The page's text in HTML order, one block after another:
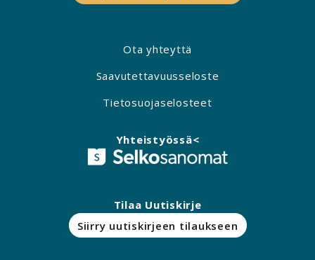
Ota yhteyttä
Saavutettavuusseloste
Tietosuojaselosteet
Yhteistyössä<
Tilaa Uutiskirje
Siirry uutiskirjeen tilaukseen